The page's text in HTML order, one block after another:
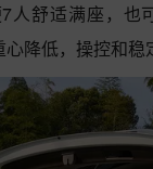
人舒适满座，
降低，操控和稳